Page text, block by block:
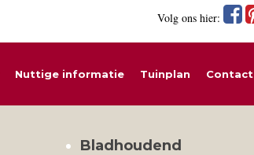
Volg ons hier:
Nuttige informatie Tuinplan Contact
Bladhoudend